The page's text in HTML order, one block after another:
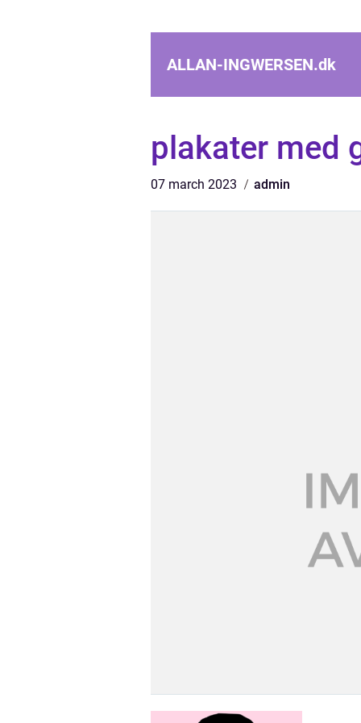
ALLAN-INGWERSEN.dk
plakater med
07 march 2023 admin